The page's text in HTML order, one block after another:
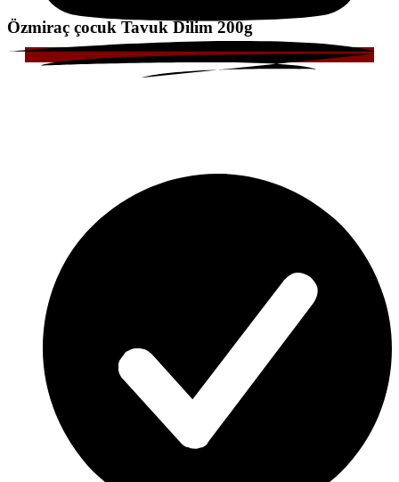
Özmiraç çocuk Tavuk Dilim 200g